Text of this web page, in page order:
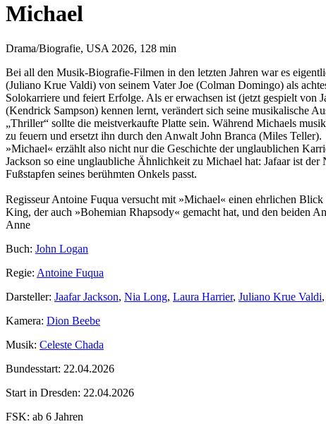
Michael
Drama/Biografie, USA 2026, 128 min
Bei all den Musik-Biografie-Filmen in den letzten Jahren war es
(Juliano Krue Valdi) von seinem Vater Joe (Colman Domingo) als
Solokarriere und feiert Erfolge. Als er erwachsen ist (jetzt gespielt
(Kendrick Sampson) kennen lernt, verändert sich seine musikalische
„Thriller“ sollte die meistverkaufte Platte sein. Während Michaels
zu feuern und ersetzt ihn durch den Anwalt John Branca (Miles Teller).
»Michael« erzählt also nicht nur die Geschichte der unglaublichen
Jackson so eine unglaubliche Ähnlichkeit zu Michael hat: Jafaar ist
Fußstapfen seines berühmten Onkels passt.
Regisseur Antoine Fuqua versucht mit »Michael« einen ehrlichen
King, der auch »Bohemian Rhapsody« gemacht hat, und den beiden
Anne
Buch: John Logan
Regie: Antoine Fuqua
Darsteller: Jaafar Jackson, Nia Long, Laura Harrier, Juliano Krue Valdi,
Kamera: Dion Beebe
Musik: Celeste Chada
Bundesstart: 22.04.2026
Start in Dresden: 22.04.2026
FSK: ab 6 Jahren